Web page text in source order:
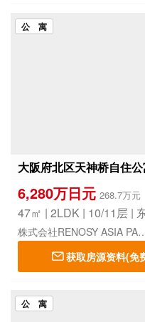
公 寓
大阪府北区天神桥自住
6,280万日元 268.7万元
47㎡ | 2LDK | 10/11层 |
株式会社
获取房源资料(免
公 寓